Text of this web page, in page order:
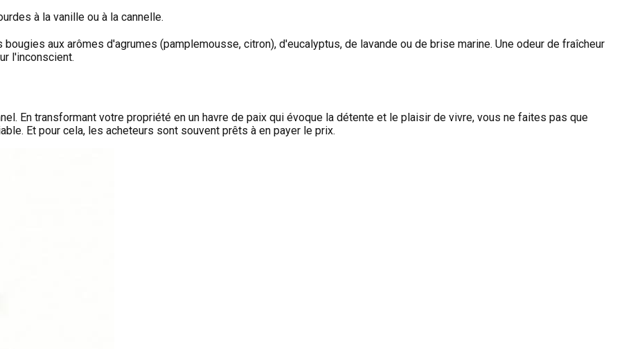
à la vanille ou à la cannelle.
aux arômes d'agrumes (pamplemousse, citron), d'eucalyptus, de lavande ou de brise marine. Une odeur de fraîcheur
l'inconscient.
En transformant votre propriété en un havre de paix qui évoque la détente et le plaisir de vivre, vous ne faites pas que
Et pour cela, les acheteurs sont souvent prêts à en payer le prix.